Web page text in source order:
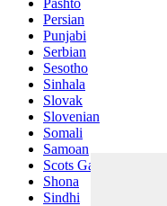
Persian
Punjabi
Serbian
Sesotho
Sinhala
Slovak
Slovenian
Somali
Samoan
Scots Gaelic
Shona
Sindhi